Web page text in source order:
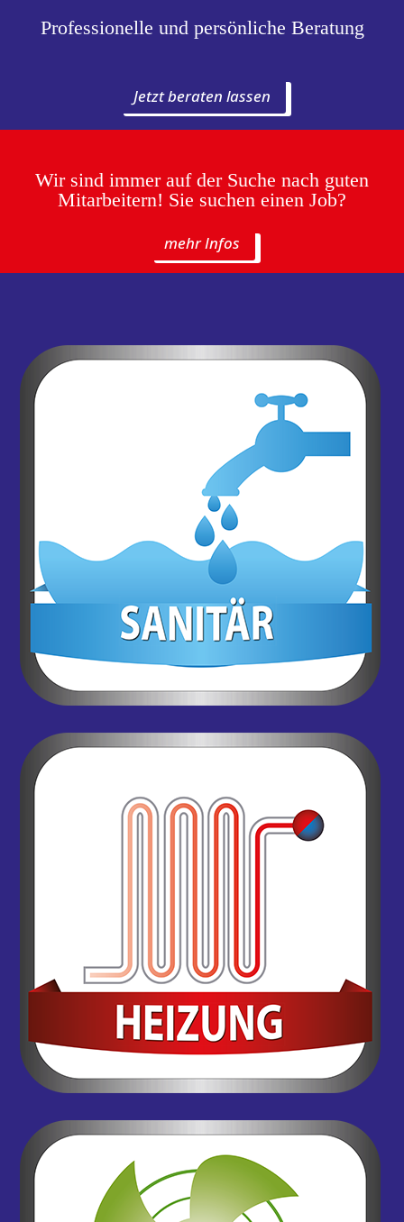
Professionelle und persönliche Beratung
Jetzt beraten lassen
Wir sind immer auf der Suche nach guten
Mitarbeitern! Sie suchen einen Job?
mehr Infos